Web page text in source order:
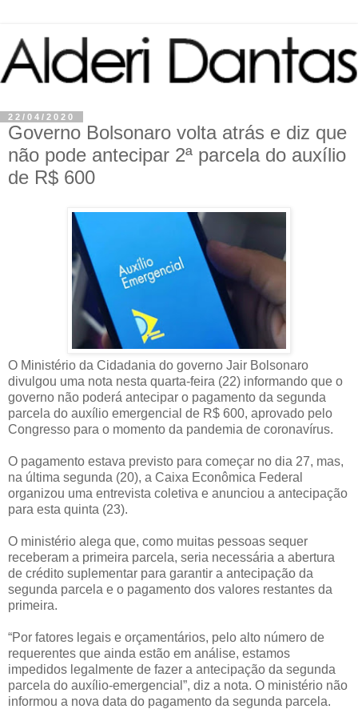
22/04/2020
Governo Bolsonaro volta atrás e diz que
não pode antecipar 2ª parcela do auxílio
de R$ 600
O Ministério da Cidadania do governo Jair Bolsonaro
divulgou uma nota nesta quarta-feira (22) informando que o
governo não poderá antecipar o pagamento da segunda
parcela do auxílio emergencial de R$ 600, aprovado pelo
Congresso para o momento da pandemia de coronavírus.
O pagamento estava previsto para começar no dia 27, mas,
na última segunda (20), a Caixa Econômica Federal
organizou uma entrevista coletiva e anunciou a antecipação
para esta quinta (23).
O ministério alega que, como muitas pessoas sequer
receberam a primeira parcela, seria necessária a abertura
de crédito suplementar para garantir a antecipação da
segunda parcela e o pagamento dos valores restantes da
primeira.
“Por fatores legais e orçamentários, pelo alto número de
requerentes que ainda estão em análise, estamos
impedidos legalmente de fazer a antecipação da segunda
parcela do auxílio-emergencial”, diz a nota. O ministério não
informou a nova data do pagamento da segunda parcela.